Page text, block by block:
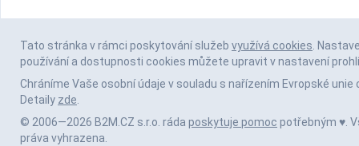
Tato stránka v rámci poskytování služeb využívá cookies.
používání a dostupnosti cookies můžete upravit v nastavení
Chráníme Vaše osobní údaje v souladu s nařízením Evropské unie
Detaily zde.
© 2006—2026 B2M.CZ s.r.o. ráda poskytuje pomoc potřebným ♥️.
práva vyhrazena.